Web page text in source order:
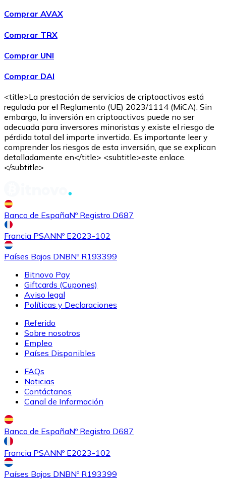
ComprarAvalanchecon transferencia bancariacon tarjeta
AVAX
ComprarShiba Inucon transferencia bancaria
SHIB
ComprarUniswap
UNI
Comprar
tarjeta
Comprar AVAX
Comprar TRX
Comprar UNI
Comprar DAI
<title>La prestación de servicios de criptoactivos está
regulada por el Reglamento (UE) 2023/1114 (MiCA). Sin
embargo, la inversión en criptoactivos puede no ser
adecuada para inversores minoristas y existe el riesgo de
pérdida total del importe invertido. Es importante leer y
comprender los riesgos de esta inversión, que se explican
detalladamente en</title> <subtitle>este enlace.
</subtitle>
Banco de EspañaNº Registro D687
Francia PSANNº E2023-102
Países Bajos DNBNº R193399
Bitnovo Pay
Giftcards (Cupones)
Aviso legal
Políticas y Declaraciones
Referido
Sobre nosotros
Empleo
Países Disponibles
FAQs
Noticias
Contáctanos
Canal de Información
Banco de EspañaNº Registro D687
Francia PSANNº E2023-102
Países Bajos DNBNº R193399